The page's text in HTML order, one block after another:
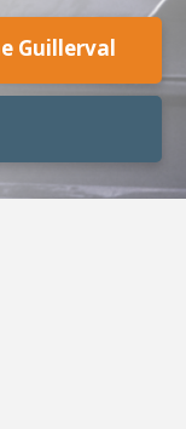
Guillerval